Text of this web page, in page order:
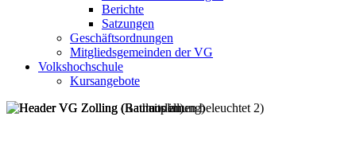
Berichte
Satzungen
Geschäftsordnungen
Mitgliedsgemeinden der VG
Volkshochschule
Kursangebote